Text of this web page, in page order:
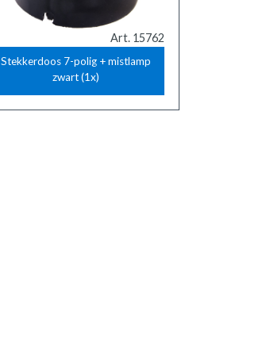
Art. 15762
Stekkerdoos 7-polig + mistlamp
zwart (1x)